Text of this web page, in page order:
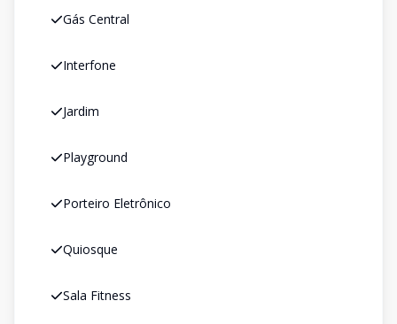
Gás Central
Interfone
Jardim
Playground
Porteiro Eletrônico
Quiosque
Sala Fitness